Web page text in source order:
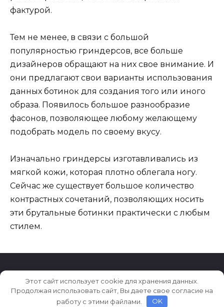
фактурой.
Тем не менее, в связи с большой
популярностью гриндерсов, все больше
дизайнеров обращают на них свое внимание. И
они предлагают свои варианты использования
данных ботинок для создания того или иного
образа. Появилось большое разнообразие
фасонов, позволяющее любому желающему
подобрать модель по своему вкусу.
Изначально гриндерсы изготавливались из
мягкой кожи, которая плотно облегала ногу.
Сейчас же существует большое количество
контрастных сочетаний, позволяющих носить
эти брутальные ботинки практически с любым
стилем.
© 2026 101da.ru
Этот сайт использует cookie для хранения данных.
Продолжая использовать сайт, Вы даете свое согласие на
работу с этими файлами.
OK